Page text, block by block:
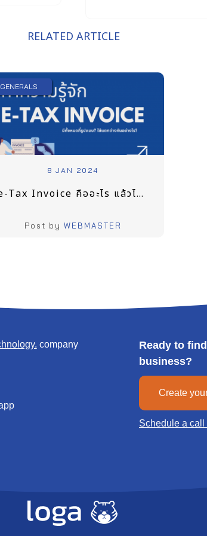
RELATED ARTICLE
GENERALS
8 JAN 2024
e-Tax Invoice คืออะไร แล้วไปใช้กับร้านไหนได้บ้าง
Post byWEBMASTER